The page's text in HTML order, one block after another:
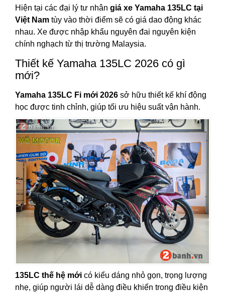
Hiện tại các đại lý tư nhân giá xe Yamaha 135LC tại
Việt Nam tùy vào thời điểm sẽ có giá dao động khác
nhau. Xe được nhập khẩu nguyên đai nguyên kiện
chính nghạch từ thị trường Malaysia.
Thiết kế Yamaha 135LC 2026 có gì
mới?
Yamaha 135LC Fi mới 2026 sở hữu thiết kế khí động
học được tinh chỉnh, giúp tối ưu hiệu suất vận hành.
135LC thế hệ mới có kiểu dáng nhỏ gọn, trọng lượng
nhẹ, giúp người lái dễ dàng điều khiển trong điều kiện